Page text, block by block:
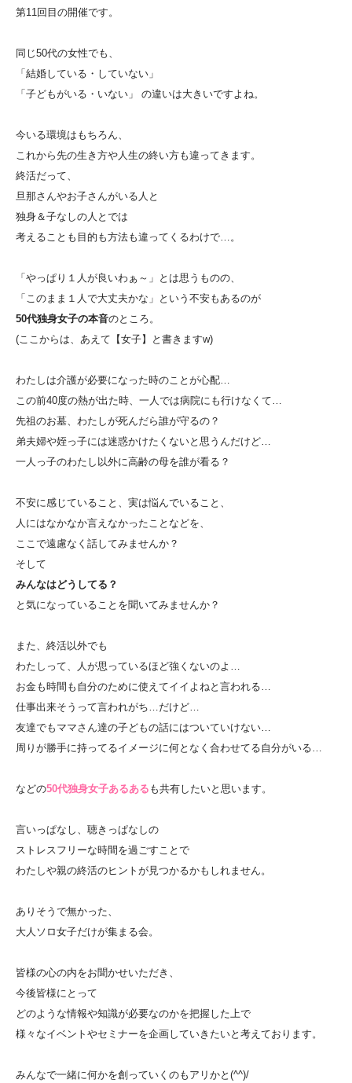
第11回目の開催です。
同じ50代の女性でも、
「結婚している・していない」
「子どもがいる・いない」 の違いは大きいですよね。
今いる環境はもちろん、
これから先の生き方や人生の終い方も違ってきます。
終活だって、
旦那さんやお子さんがいる人と
独身＆子なしの人とでは
考えることも目的も方法も違ってくるわけで…。
「やっぱり１人が良いわぁ～」とは思うものの、
「このまま１人で大丈夫かな」という不安もあるのが
50代独身女子の本音のところ。
(ここからは、あえて【女子】と書きますw)
わたしは介護が必要になった時のことが心配…
この前40度の熱が出た時、一人では病院にも行けなくて…
先祖のお墓、わたしが死んだら誰が守るの？
弟夫婦や姪っ子には迷惑かけたくないと思うんだけど…
一人っ子のわたし以外に高齢の母を誰が看る？
不安に感じていること、実は悩んでいること、
人にはなかなか言えなかったことなどを、
ここで遠慮なく話してみませんか？
そして
みんなはどうしてる？
と気になっていることを聞いてみませんか？
また、終活以外でも
わたしって、人が思っているほど強くないのよ…
お金も時間も自分のために使えてイイよねと言われる…
仕事出来そうって言われがち…だけど…
友達でもママさん達の子どもの話にはついていけない…
周りが勝手に持ってるイメージに何となく合わせてる自分がいる…
などの50代独身女子あるある も共有したいと思います。
言いっぱなし、聴きっぱなしの
ストレスフリーな時間を過ごすことで
わたしや親の終活のヒントが見つかるかもしれません。
ありそうで無かった、
大人ソロ女子だけが集まる会。
皆様の心の内をお聞かせいただき、
今後皆様にとって
どのような情報や知識が必要なのかを把握した上で
様々なイベントやセミナーを企画していきたいと考えております。
みんなで一緒に何かを創っていくのもアリかと(^^)/